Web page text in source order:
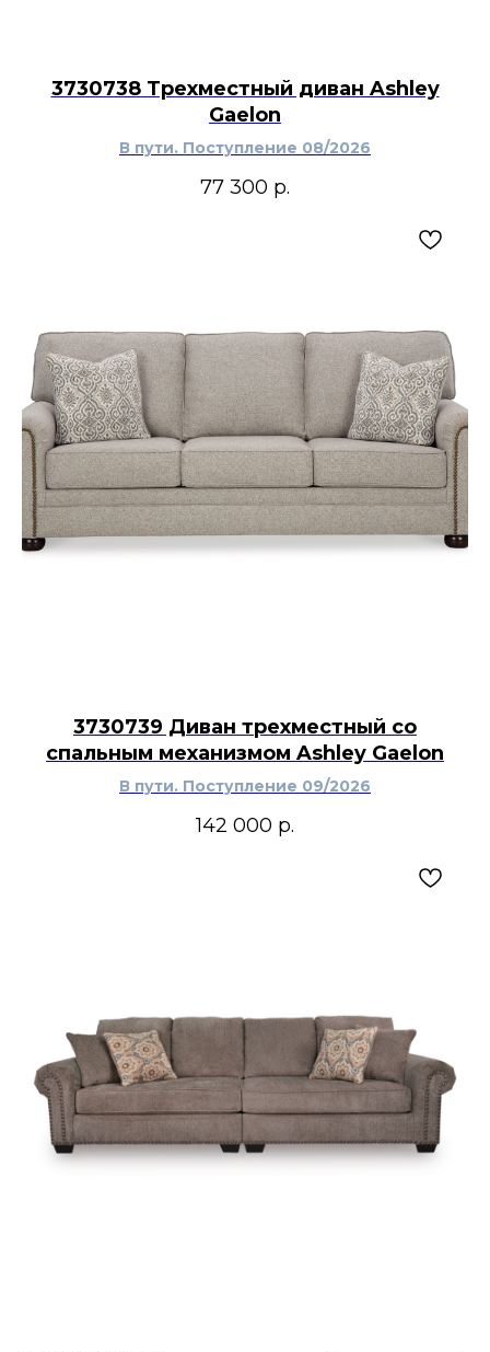
3730738 Трехместный диван Ashley
Gaelon
В пути. Поступление 08/2026
77 300 р.
3730739 Диван трехместный со
спальным механизмом Ashley Gaelon
В пути. Поступление 09/2026
142 000 р.